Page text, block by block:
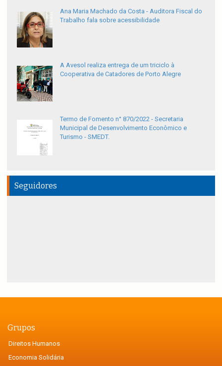
Ana Maria Machado da Costa - Auditora Fiscal do
Trabalho fala sobre acessibilidade
A Avesol realiza entrega de um triciclo à
Cooperativa de Catadores de Porto Alegre
Termo de Fomento n° 870/2022 - Secretaria
Municipal de Desenvolvimento Econômico e
Turismo - SMEDT.
Seguidores
Grupos
Direitos Humanos
Economia Solidária